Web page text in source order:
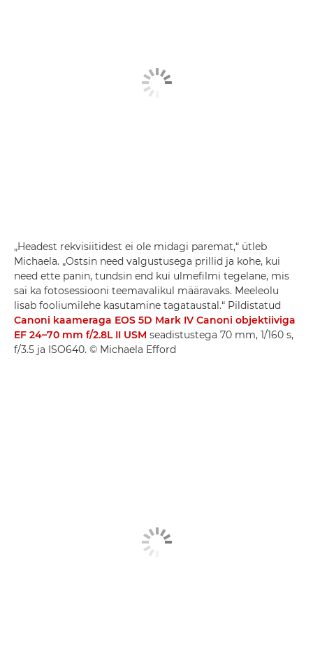
„Headest rekvisiitidest ei ole midagi paremat,“ ütleb
Michaela. „Ostsin need valgustusega prillid ja kohe, kui
need ette panin, tundsin end kui ulmefilmi tegelane, mis
sai ka fotosessiooni teemavalikul määravaks. Meeleolu
lisab fooliumilehe kasutamine tagataustal.“ Pildistatud
Canoni kaameraga EOS 5D Mark IV Canoni objektiiviga
EF 24–70 mm f/2.8L II USM seadistustega 70 mm, 1/160 s,
f/3.5 ja ISO640. © Michaela Efford